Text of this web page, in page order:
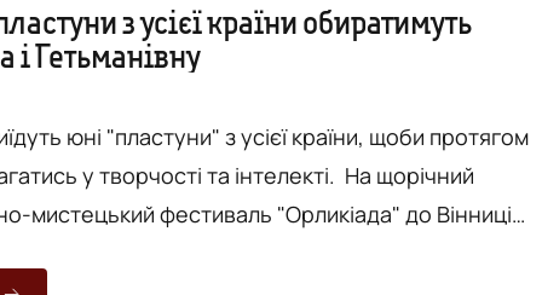
з усієї країни обиратимуть
і Гетьманівну
юні "пластуни" з усієї країни, щоби протягом
у творчості та інтелекті. На щорічний
мистецький фестиваль "Орликіада" до Вінниці